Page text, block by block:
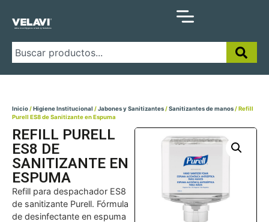
Inicio/Higiene Institucional /Jabones y Sanitizantes/Sanitizantes de manos/ Refill
Purell ES8 de Sanitizante en Espuma
REFILL PURELL
ES8 DE
SANITIZANTE EN
ESPUMA
Refill para despachador ES8
de sanitizante Purell. Fórmula
de desinfectante en espuma